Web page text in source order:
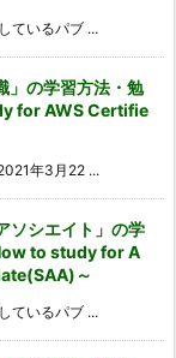
ているパブ ...
」の学習方法・勉
for AWS Certifie
年3月22 ...
ソシエイト」の学
to study for A
～
ているパブ ...